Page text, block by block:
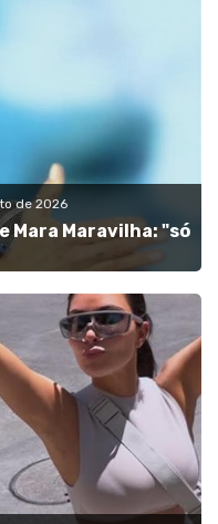
de 2026
Mara Maravilha: "só